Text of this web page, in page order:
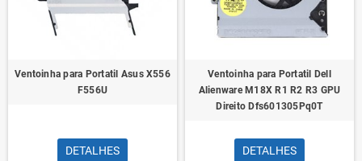
Ventoinha para Portatil Asus X556
F556U
DETALHES
Ventoinha para Portatil Dell
Alienware M18X R1 R2 R3 GPU
Direito Dfs601305Pq0T
DETALHES